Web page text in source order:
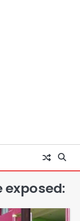
exposed:
जांच शुरू